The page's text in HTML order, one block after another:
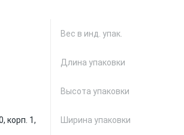
корп. 1,
Вес в инд. упак.
Длина упаковки
Высота упаковки
Ширина упаковки